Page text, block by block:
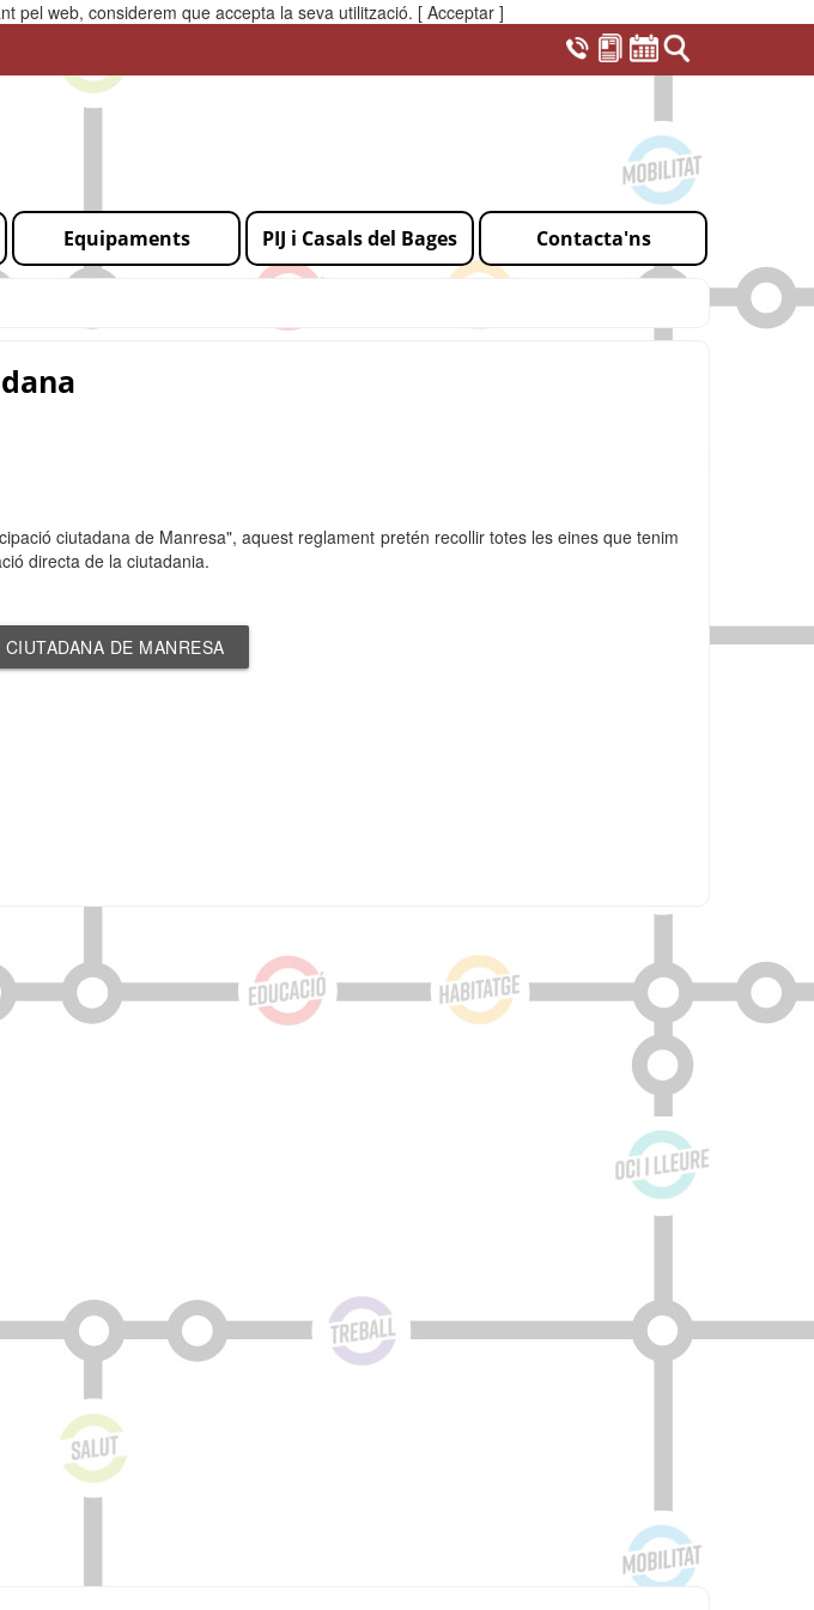
pel web, considerem que accepta la seva utilització. [ Acceptar ]
Equipaments PIJ i Casals del Bages Contacta'ns
ciutadana de Manresa", aquest reglament pretén recollir totes les eines que tenim
directa de la ciutadania.
DE MANRESA